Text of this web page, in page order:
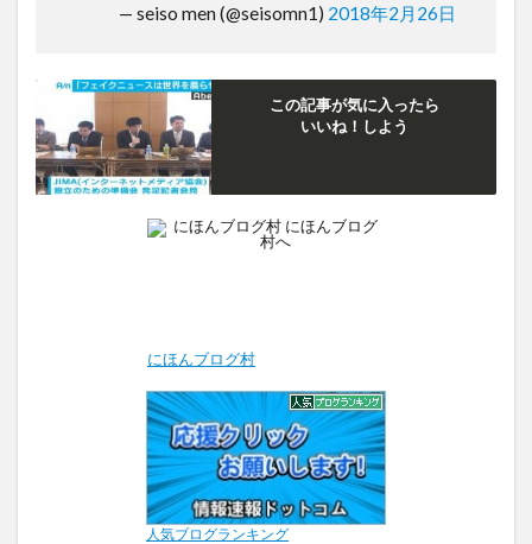
— seiso men (@seisomn1) 2018年2月26日
この記事が気に入ったら
いいね！しよう
にほんブログ村
人気ブログランキング